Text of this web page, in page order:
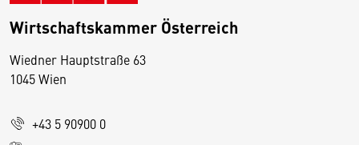
Wirtschaftskammer Österreich
Wiedner Hauptstraße 63
1045 Wien
+43 5 90900 0
D
s